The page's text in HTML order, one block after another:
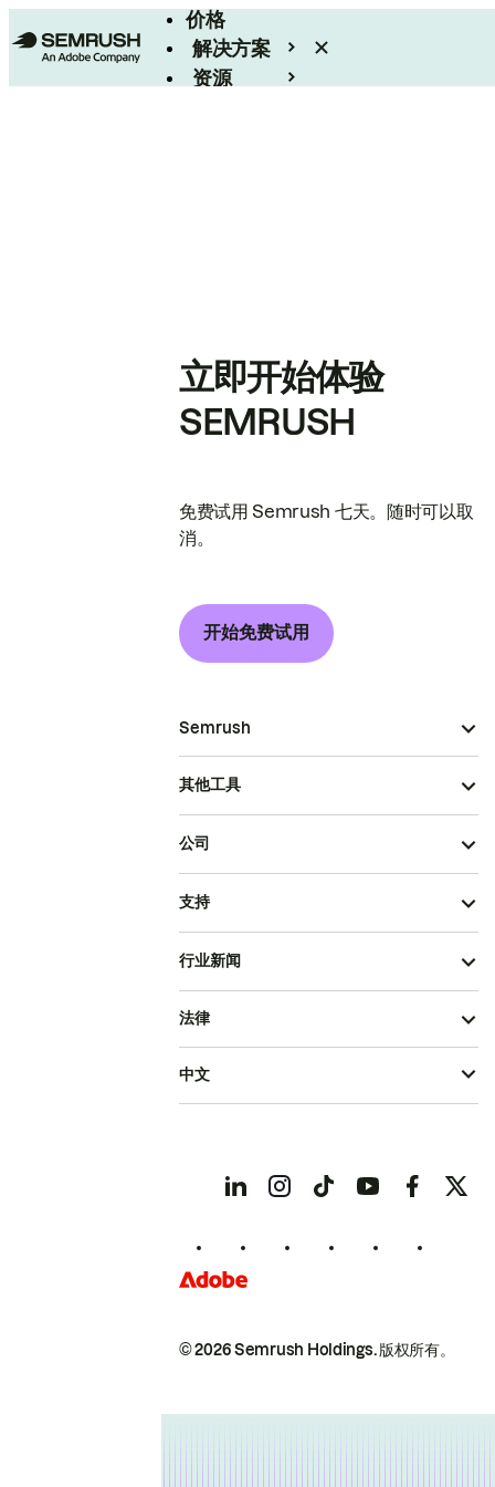
价格
解决方案
资源
立即开始体验
SEMRUSH
免费试用 Semrush 七天。随时可以取
消。
开始免费试用
Semrush
其他工具
公司
支持
行业新闻
© 2026 Semrush Holdings.版权所有。
法律
中文